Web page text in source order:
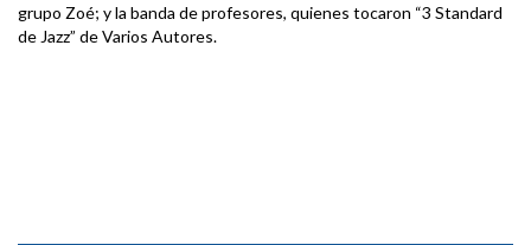
grupo Zoé; y la banda de profesores, quienes tocaron “3 Standard
de Jazz” de Varios Autores.